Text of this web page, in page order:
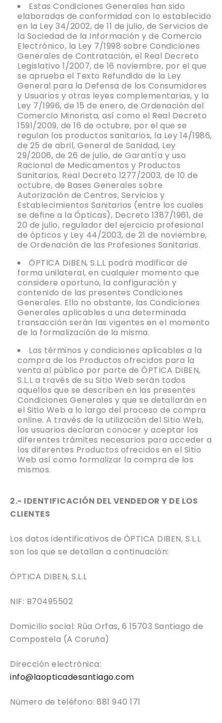
Estas Condiciones Generales han sido
elaboradas de conformidad con lo establecido
en la Ley 34/2002, de 11 de julio, de Servicios de
la Sociedad de la Información y de Comercio
Electrónico, la Ley 7/1998 sobre Condiciones
Generales de Contratación, el Real Decreto
Legislativo 1/2007, de 16 noviembre, por el que
se aprueba el Texto Refundido de la Ley
General para la Defensa de los Consumidores
y Usuarios y otras leyes complementarias, y la
Ley 7/1996, de 15 de enero, de Ordenación del
Comercio Minorista, así como el Real Decreto
1591/2009, de 16 de octubre, por el que se
regulan los productos sanitarios, la Ley 14/1986,
de 25 de abril, General de Sanidad, Ley
29/2006, de 26 de julio, de Garantía y uso
Racional de Medicamentos y Productos
Sanitarios, Real Decreto 1277/2003, de 10 de
octubre, de Bases Generales sobre
Autorización de Centros, Servicios y
Establecimientos Sanitarios (entre los cuales
se define a la Ópticas), Decreto 1387/1961, de
20 de julio, regulador del ejercicio profesional
de ópticos y Ley 44/2003, de 21 de noviembre,
de Ordenación de las Profesiones Sanitarias.
ÓPTICA DIBEN, S.L.L podrá modificar de
forma unilateral, en cualquier momento que
considere oportuno, la configuración y
contenido de las presentes Condiciones
Generales. Ello no obstante, las Condiciones
Generales aplicables a una determinada
transacción serán las vigentes en el momento
de la formalización de la misma.
Los términos y condiciones aplicables a la
compra de los Productos ofrecidos para la
venta al público por parte de ÓPTICA DIBEN,
S.L.L a través de su Sitio Web serán todos
aquellos que se describen en las presentes
Condiciones Generales y que se detallarán en
el Sitio Web a lo largo del proceso de compra
online. A través de la utilización del Sitio Web,
los usuarios declaran conocer y aceptar los
diferentes trámites necesarios para acceder a
los diferentes Productos ofrecidos en el Sitio
Web así como formalizar la compra de los
mismos.
2.- IDENTIFICACIÓN DEL VENDEDOR Y DE LOS
CLIENTES
Los datos identificativos de ÓPTICA DIBEN, S.L.L
son los que se detallan a continuación:
ÓPTICA DIBEN, S.L.L
NIF: B70495502
Domicilio social: Rúa Orfas, 6 15703 Santiago de
Compostela (A Coruña)
Dirección electrónica:
info@laopticadesantiago.com
Número de teléfono: 881 940 171